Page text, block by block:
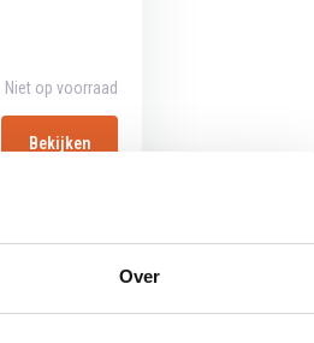
Over
Niet op voorraad
Bekijken